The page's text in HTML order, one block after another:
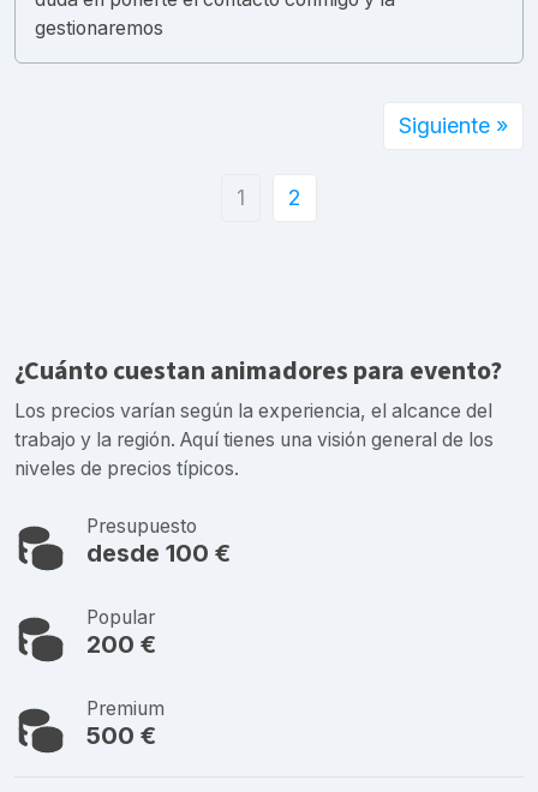
gestionaremos
1 2
Siguiente »
¿Cuánto cuestan animadores para evento?
Los precios varían según la experiencia, el alcance del
trabajo y la región. Aquí tienes una visión general de los
niveles de precios típicos.
Presupuesto
desde 100 €
Popular
200 €
Premium
500 €